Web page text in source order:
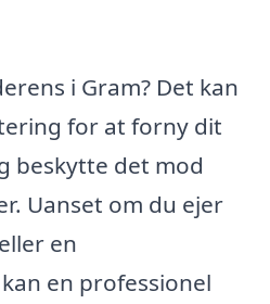
i Gram? Det kan
for at forny dit
beskytte det mod
Uanset om du ejer
en
en professionel